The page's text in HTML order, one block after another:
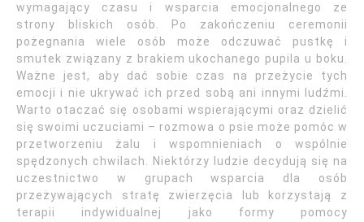
wymagający czasu i wsparcia emocjonalnego ze
strony bliskich osób. Po zakończeniu ceremonii
pożegnania wiele osób może odczuwać pustkę i
smutek związany z brakiem ukochanego pupila u boku.
Ważne jest, aby dać sobie czas na przeżycie tych
emocji i nie ukrywać ich przed sobą ani innymi ludźmi.
Warto otaczać się osobami wspierającymi oraz dzielić
się swoimi uczuciami – rozmowa o psie może pomóc w
przetworzeniu żalu i wspomnieniach o wspólnie
spędzonych chwilach. Niektórzy ludzie decydują się na
uczestnictwo w grupach wsparcia dla osób
przeżywających stratę zwierzęcia lub korzystają z
terapii indywidualnej jako formy pomocy